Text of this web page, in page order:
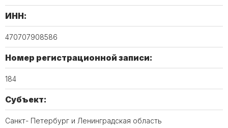
ИНН:
470707908586
Номер регистрационной записи:
184
Субъект:
Санкт- Петербург и Ленинградская область